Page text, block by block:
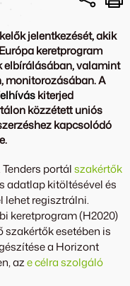
jelentkezését, akik
keretprogram
valamint
monitorozásában. A
kiterjed
közzétett uniós
kapcsolódó
portálszakértők
adatlap kitöltésével és
lehet regisztrálni.
keretprogram (H2020)
esetében is
a Horizont
aze célra szolgáló